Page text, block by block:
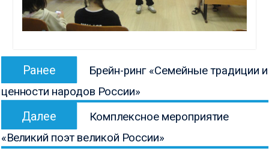
Навигация
записям
Ранее
запись:
Брейн-ринг «Семейные традиции и
ценности народов России»
Далее
запись:
Комплексное мероприятие
«Великий поэт великой России»